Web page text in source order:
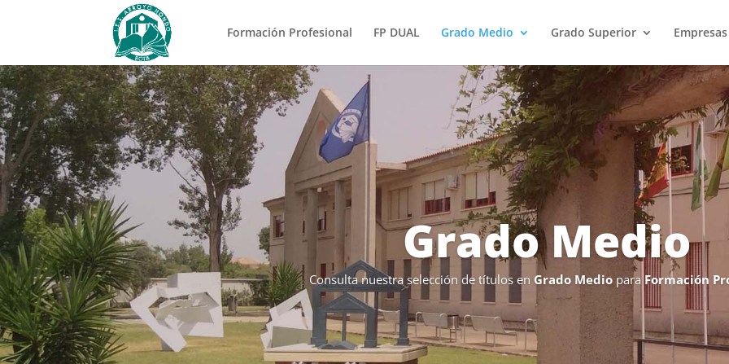
Formación Profesional FP DUAL Grado Medio Grado Superior
Grado Medio
Consulta nuestra selección de títulos en Grado Mediopara Formación